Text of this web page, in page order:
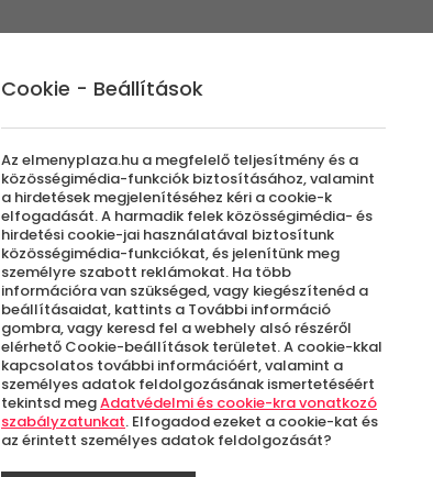
Cookie - Beállítások
Az elmenyplaza.hu a megfelelő teljesítmény és a
közösségimédia-funkciók biztosításához, valamint
a hirdetések megjelenítéséhez kéri a cookie-k
elfogadását. A harmadik felek közösségimédia- és
hirdetési cookie-jai használatával biztosítunk
közösségimédia-funkciókat, és jelenítünk meg
személyre szabott reklámokat. Ha több
információra van szükséged, vagy kiegészítenéd a
beállításaidat, kattints a További információ
gombra, vagy keresd fel a webhely alsó részéről
elérhető Cookie-beállítások területet. A cookie-kkal
kapcsolatos további információért, valamint a
személyes adatok feldolgozásának ismertetéséért
tekintsd megAdatvédelmi és cookie-kra vonatkozó
szabályzatunkat. Elfogadod ezeket a cookie-kat és
az érintett személyes adatok feldolgozását?